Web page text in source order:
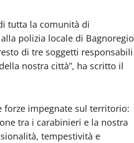
tutta la comunità di
polizia locale di Bagnoregio
di tre soggetti responsabili
nostra città”, ha scritto il
forze impegnate sul territorio:
tra i carabinieri e la nostra
tempestività e